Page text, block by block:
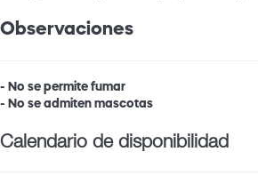
Observaciones
- No se permite fumar
- No se admiten mascotas
Calendario de disponibilidad